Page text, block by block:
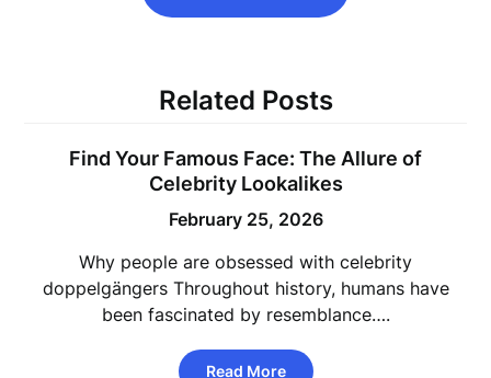
Related Posts
Find Your Famous Face: The Allure of
Celebrity Lookalikes
February 25, 2026
Why people are obsessed with celebrity
doppelgängers Throughout history, humans have
been fascinated by resemblance….
Read More